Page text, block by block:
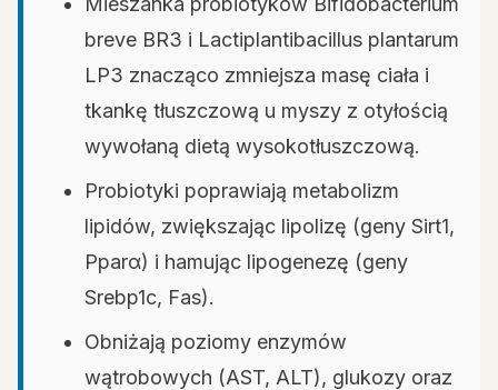
breve BR3 i Lactiplantibacillus plantarum
LP3 znacząco zmniejsza masę ciała i
tkankę tłuszczową u myszy z otyłością
wywołaną dietą wysokotłuszczową.
Probiotyki poprawiają metabolizm
lipidów, zwiększając lipolizę (geny Sirt1,
Pparα) i hamując lipogenezę (geny
Srebp1c, Fas).
Obniżają poziomy enzymów
wątrobowych (AST, ALT), glukozy oraz